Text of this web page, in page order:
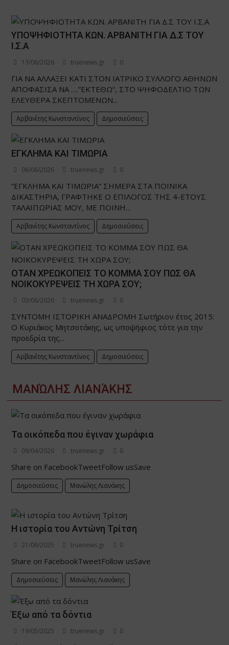
ΥΠΟΨΗΦΙΟΤΗΤΑ ΚΩΝ. ΑΡΒΑΝΙΤΗ ΓΙΑ Δ.Σ ΤΟΥ
Ι.Σ.Α
13/06/2026 truenews.gr 0
ΓΙΑ ΝΑ ΑΛΛΑΞΕΙ ΚΑΤΙ ΣΤΟΝ ΙΑΤΡΙΚΟ ΣΥΛΛΟΓΟ ΑΘΗΝΩΝ
ΑΠΟΦΑΣΙΣΑ ΝΑ ….”ΕΚΤΕΘΩ“, ΣΤΟ ΨΗΦΟΔΕΛΤΙΟ ΤΩΝ
ΕΛΕΥΘΕΡΑ ΣΚΕΠΤΟΜΕΝΩΝ...
Αρβανίτης Κωνσταντίνος Δημοσιεύσεις
ΕΓΚΛΗΜΑ ΚΑΙ ΤΙΜΩΡΙΑ
06/06/2026 truenews.gr 0
“ΕΓΚΛΗΜΑ ΚΑΙ ΤΙΜΩΡΙΑ” ΣΗΜΕΡΑ ΣΤΑ ΠΟΙΝΙΚΑ
ΔΙΚΑΣΤΗΡΙΑ, ΓΡΑΦΤΗΚΕ Ο ΕΠΙΛΟΓΟΣ ΤΗΣ 4-ΕΤΟΥΣ
ΤΑΛΑΙΠΩΡΙΑΣ ΜΟΥ, ΜΕ ΠΟΙΝΗ...
Αρβανίτης Κωνσταντίνος Δημοσιεύσεις
ΟΤΑΝ ΧΡΕΩΚΟΠΕΙΣ ΤΟ ΚΟΜΜΑ ΣΟΥ ΠΩΣ ΘΑ
ΝΟΙΚΟΚΥΡΕΨΕΙΣ ΤΗ ΧΩΡΑ ΣΟΥ;
03/06/2026 truenews.gr 0
ΣΥΝΤΟΜΗ ΙΣΤΟΡΙΚΗ ΑΝΑΔΡΟΜΗ Σωτήριον έτος 2015:
Ο Κυριάκος Μητσοτάκης, ως υποψήφιος τότε για την
προεδρία της...
Αρβανίτης Κωνσταντίνος Δημοσιεύσεις
ΜΑΝΏΛΗΣ ΛΙΑΝΆΚΗΣ
Τα οικόπεδα που έγιναν χωράφια
09/04/2026 truenews.gr 0
Share on FacebookTweetFollow usSave
Δημοσιεύσεις Μανώλης Λιανάκης
Η ιστορία του Αντώνη Τρίτση
21/06/2025 truenews.gr 0
Share on FacebookTweetFollow usSave
Δημοσιεύσεις Μανώλης Λιανάκης
Έξω από τα δόντια
19/05/2025 truenews.gr 0